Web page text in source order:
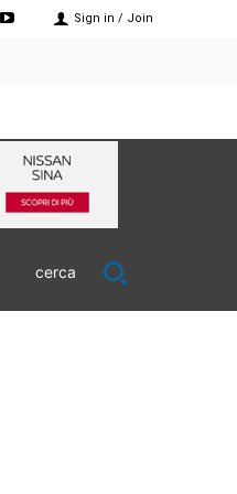
Sign in / Join
cerca